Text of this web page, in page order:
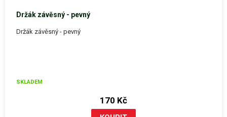
Držák závěsný - pevný
Držák závěsný - pevný
SKLADEM
170 Kč